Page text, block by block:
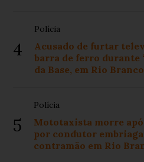
4
Polícia
Acusado de furtar
barra de ferro
da Base, em Rio Branco
5
Polícia
Mototaxista morre
por condutor
contramão em Rio